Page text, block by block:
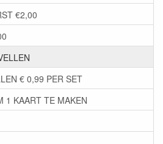
€2,00
€ 0,99 PER SET
1 KAART TE MAKEN